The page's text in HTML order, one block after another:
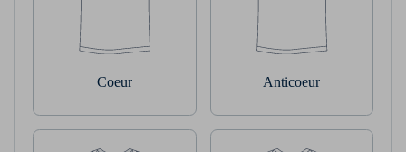
Coeur Anticoeur